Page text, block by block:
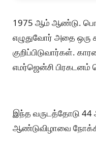
1975 ஆம் ஆண்டு.
எழுதுவோர் அதை ஒரு
குறிப்பிடுவார்கள்.
எமர்ஜென்சி
இந்த வருடத்தோடு 44
ஆண்டுவிழாவை